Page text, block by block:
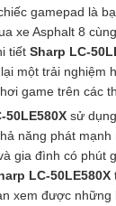
gamepad là
xe Asphalt 8
tiết Sharp LC-
một trải nghiệm
game trên các
50LE580X sử
năng phát mạnh
gia đình có phút
LC-50LE580X
xem được những